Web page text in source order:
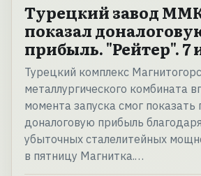
Турецкий завод
показал
прибыль. "Рейтер". 7
Турецкий комплекс
металлургического комбината
момента запуска смог
доналоговую прибыль
убыточных сталелитейных
в пятницу Магнитка.…